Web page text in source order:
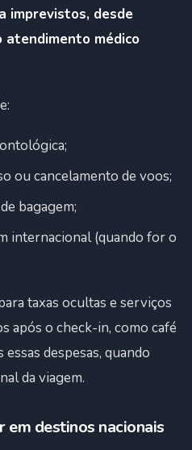
imprevistos, desde
atendimento médico
ou cancelamento de voos;
bagagem;
internacional (quando for o
taxas ocultas e serviços
após o check-in, como café
despesas, quando
da viagem.
em destinos nacionais